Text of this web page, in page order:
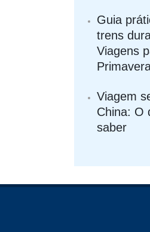
Guia
trens
Viagens
Viagem
China: O
saber